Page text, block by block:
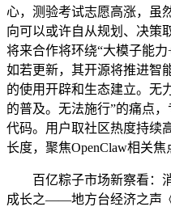
心，测验考试志愿高涨，虽
向可以或许自从规划、决策
将来合作将环绕“大模子能力
如若更新，其开源将推进智
的使用开辟和生态建立。无
的普及。无法施行”的痛点
代码。用户取社区热度持续
长度，聚焦OpenClaw相关焦
百亿粽子市场新察看：消
成长之——地方台经济之声